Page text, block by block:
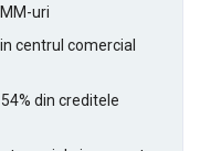
uri
centrul comercial
din creditele